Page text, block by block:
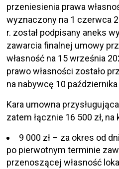
przeniesienia prawa
wyznaczony na 1 czerwca
r. został podpisany aneks
zawarcia finalnej umowy
własność na 15 września
prawo własności zostało
na nabywcę 10 października
Kara umowna
zatem łącznie 16 500 zł, na
9 000 zł – za okres od
po pierwotnym terminie
przenoszącej własność